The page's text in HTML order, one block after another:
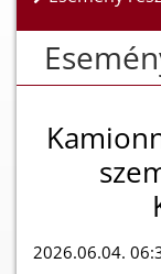
2026.06.04.